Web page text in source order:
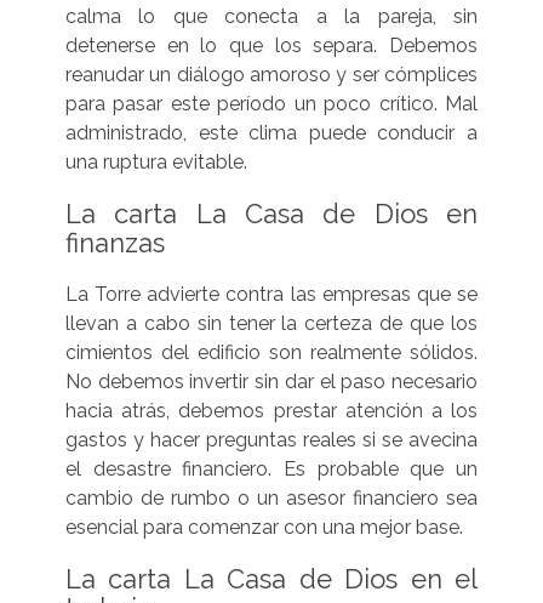
calma lo que conecta a la pareja, sin
detenerse en lo que los separa. Debemos
reanudar un diálogo amoroso y ser cómplices
para pasar este período un poco crítico. Mal
administrado, este clima puede conducir a
una ruptura evitable.
La carta La Casa de Dios en
finanzas
La Torre advierte contra las empresas que se
llevan a cabo sin tener la certeza de que los
cimientos del edificio son realmente sólidos.
No debemos invertir sin dar el paso necesario
hacia atrás, debemos prestar atención a los
gastos y hacer preguntas reales si se avecina
el desastre financiero. Es probable que un
cambio de rumbo o un asesor financiero sea
esencial para comenzar con una mejor base.
La carta La Casa de Dios en el